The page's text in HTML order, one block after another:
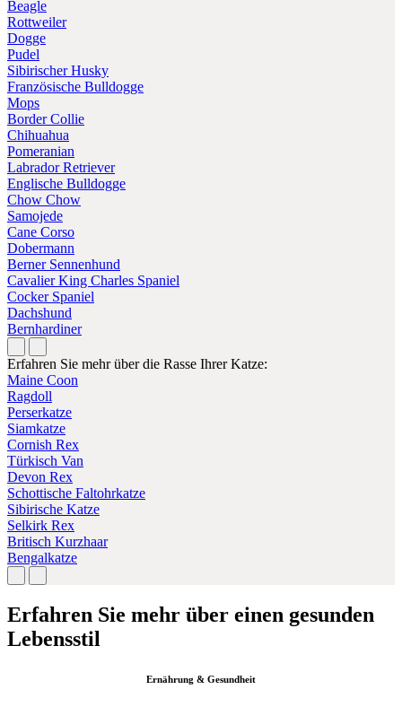
Beagle
Rottweiler
Dogge
Pudel
Sibirischer Husky
Französische Bulldogge
Mops
Border Collie
Chihuahua
Pomeranian
Labrador Retriever
Englische Bulldogge
Chow Chow
Samojede
Cane Corso
Dobermann
Berner Sennenhund
Cavalier King Charles Spaniel
Cocker Spaniel
Dachshund
Bernhardiner
Erfahren Sie mehr über die Rasse Ihrer Katze:
Maine Coon
Ragdoll
Perserkatze
Siamkatze
Cornish Rex
Türkisch Van
Devon Rex
Schottische Faltohrkatze
Sibirische Katze
Selkirk Rex
Britisch Kurzhaar
Bengalkatze
Erfahren Sie mehr über einen gesunden
Lebensstil
Ernährung & Gesundheit